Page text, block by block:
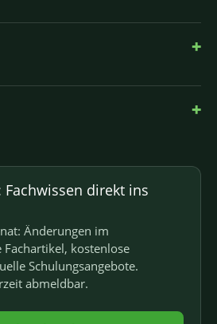
+
+
Fachwissen direkt ins
Änderungen im
kostenlose
Schulungsangebote.
abmeldbar.